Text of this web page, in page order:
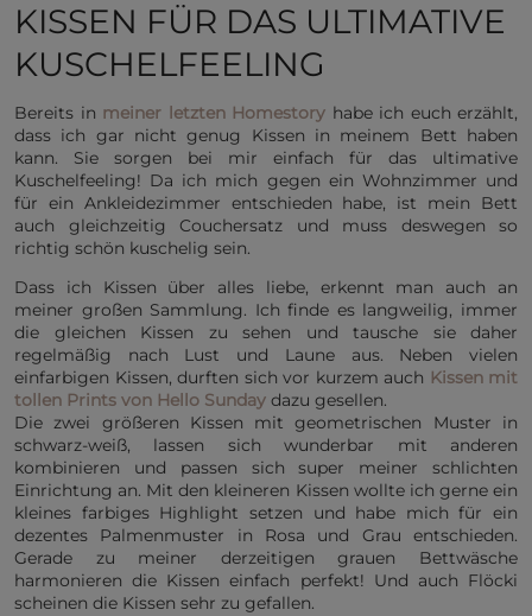
KISSEN FÜR DAS ULTIMATIVE
KUSCHELFEELING
Bereits in meiner letzten Homestory habe ich euch erzählt,
dass ich gar nicht genug Kissen in meinem Bett haben
kann. Sie sorgen bei mir einfach für das ultimative
Kuschelfeeling! Da ich mich gegen ein Wohnzimmer und
für ein Ankleidezimmer entschieden habe, ist mein Bett
auch gleichzeitig Couchersatz und muss deswegen so
richtig schön kuschelig sein.
Dass ich Kissen über alles liebe, erkennt man auch an
meiner großen Sammlung. Ich finde es langweilig, immer
die gleichen Kissen zu sehen und tausche sie daher
regelmäßig nach Lust und Laune aus. Neben vielen
einfarbigen Kissen, durften sich vor kurzem auch Kissen mit
tollen Prints von Hello Sunday dazu gesellen.
Die zwei größeren Kissen mit geometrischen Muster in
schwarz-weiß, lassen sich wunderbar mit anderen
kombinieren und passen sich super meiner schlichten
Einrichtung an. Mit den kleineren Kissen wollte ich gerne ein
kleines farbiges Highlight setzen und habe mich für ein
dezentes Palmenmuster in Rosa und Grau entschieden.
Gerade zu meiner derzeitigen grauen Bettwäsche
harmonieren die Kissen einfach perfekt! Und auch Flöcki
scheinen die Kissen sehr zu gefallen.